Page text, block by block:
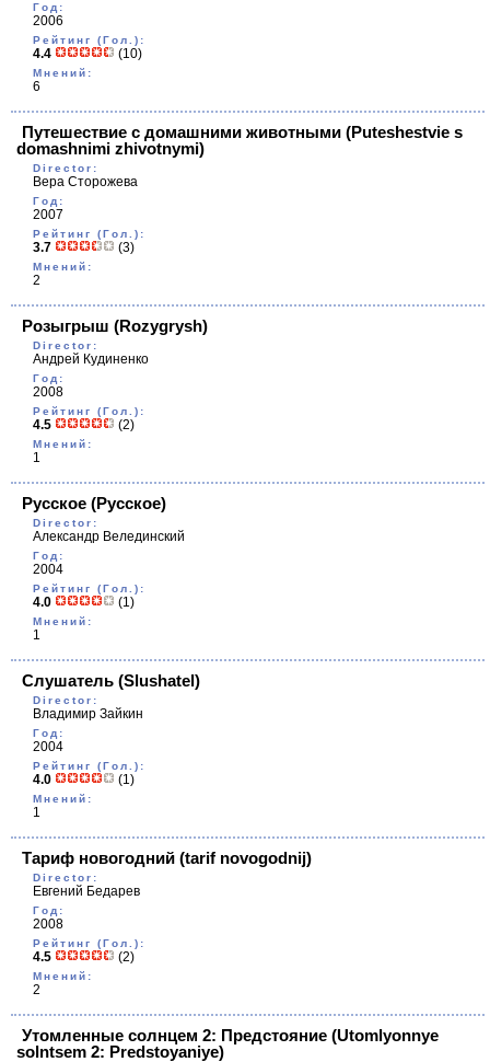
Год:
2006
Рейтинг (Гол.):
4.4 (10)
Мнений:
6
Путешествие с домашними животными (Puteshestvie s
domashnimi zhivotnymi)
Director:
Вера Сторожева
Год:
2007
Рейтинг (Гол.):
3.7 (3)
Мнений:
2
Розыгрыш (Rozygrysh)
Director:
Андрей Кудиненко
Год:
2008
Рейтинг (Гол.):
4.5 (2)
Мнений:
1
Русское (Русское)
Director:
Александр Велединский
Год:
2004
Рейтинг (Гол.):
4.0 (1)
Мнений:
1
Слушатель (Slushatel)
Director:
Владимир Зайкин
Год:
2004
Рейтинг (Гол.):
4.0 (1)
Мнений:
1
Тариф новогодний (tarif novogodnij)
Director:
Евгений Бедарев
Год:
2008
Рейтинг (Гол.):
4.5 (2)
Мнений:
2
Утомленные солнцем 2: Предстояние (Utomlyonnye
solntsem 2: Predstoyaniye)